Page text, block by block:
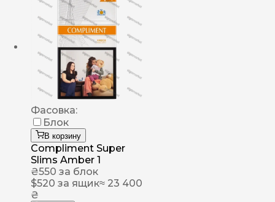
Фасовка:
Блок
В корзину
Compliment Super
Slims Amber 1
₴550 за блок
$520 за ящик≈ 23 400
₴